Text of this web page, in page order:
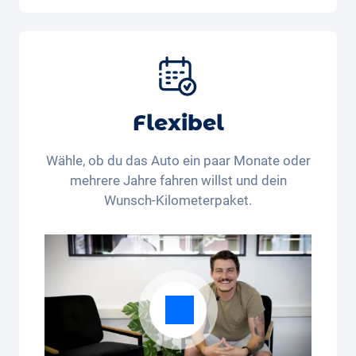
Flexibel
Wähle, ob du das Auto ein paar Monate oder
mehrere Jahre fahren willst und dein
Wunsch-Kilometerpaket.